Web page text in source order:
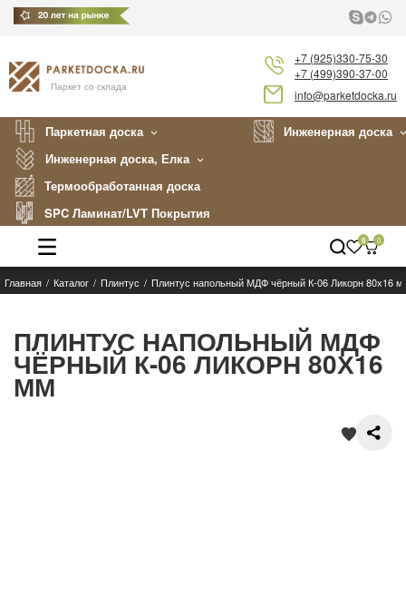
Паркет со склада
+7 (925)330-75-30
+7 (499)390-37-00
info@parketdocka.ru
Паркетная доска
Инженерная доска
Инженерная доска, Елка
Термообработанная доска
SPC Ламинат/LVT Покрытия
Каталог
Укладка
Примеры работ
0 0
Главная Каталог Плинтус Плинтус напольный МДФ чёрный К-06 Ликорн 80х16
ПЛИНТУС НАПОЛЬНЫЙ МДФ
ЧЁРНЫЙ К-06 ЛИКОРН 80Х16
ММ